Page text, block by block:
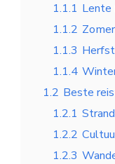
1.1.1 Lente
1.1.2
1.1.3
1.1.4
1.2 Beste
1.2.1
1.2.2
1.2.3